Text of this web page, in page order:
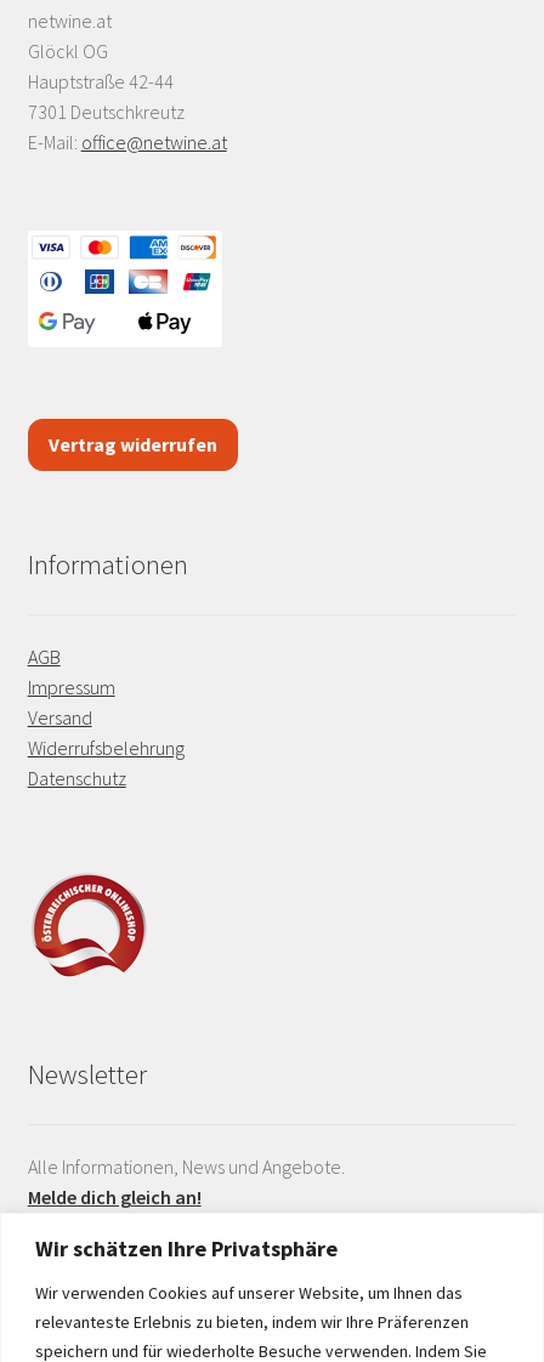
Wir schätzen Ihre Privatsphäre
Wir verwenden Cookies auf unserer Website, um Ihnen das
relevanteste Erlebnis zu bieten, indem wir Ihre Präferenzen
speichern und für wiederholte Besuche verwenden. Indem Sie
netwine.at
Glöckl OG
Hauptstraße 42-44
7301 Deutschkreutz
E-Mail: office@netwine.at
Vertrag widerrufen
Informationen
AGB
Impressum
Versand
Widerrufsbelehrung
Datenschutz
Newsletter
Alle Informationen, News und Angebote.
Melde dich gleich an!